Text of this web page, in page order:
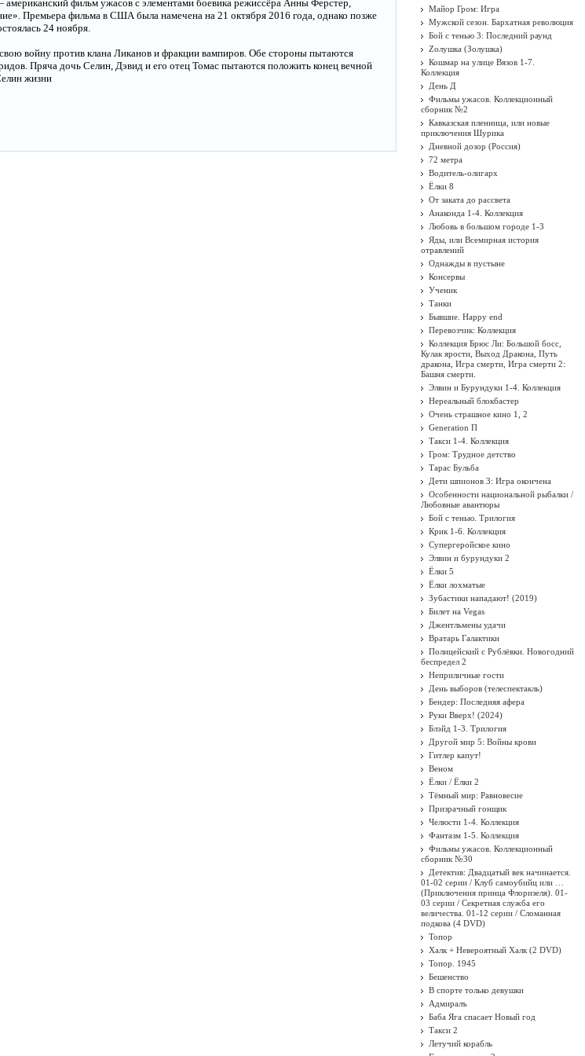
фильм ужасов с элементами боевика режиссёра Анны Ферстер,
Премьера фильма в США была намечена на 21 октября 2016 года, однако позже
24 ноября.
войну против клана Ликанов и фракции вампиров. Обе стороны пытаются
Пряча дочь Селин, Дэвид и его отец Томас пытаются положить конец вечной
жизни
Майор Гром: Игра
Мужской сезон. Бархатная революция
Бой с тенью 3: Последний раунд
Zолушка (Золушка)
Кошмар на улице Вязов 1-7.
Коллекция
День Д
Фильмы ужасов. Коллекционный
сборник №2
Кавказская пленница, или новые
приключения Шурика
Дневной дозор (Россия)
72 метра
Водитель-олигарх
Ёлки 8
От заката до рассвета
Анаконда 1-4. Коллекция
Любовь в большом городе 1-3
Яды, или Всемирная история
отравлений
Однажды в пустыне
Консервы
Ученик
Танки
Бывшие. Happy end
Перевозчик: Коллекция
Коллекция Брюс Ли: Большой босс,
Кулак ярости, Выход Дракона, Путь
дракона, Игра смерти, Игра смерти 2:
Башня смерти.
Элвин и Бурундуки 1-4. Коллекция
Нереальный блокбастер
Очень страшное кино 1, 2
Generation П
Такси 1-4. Коллекция
Гром: Трудное детство
Тарас Бульба
Дети шпионов 3: Игра окончена
Особенности национальной рыбалки /
Любовные авантюры
Бой с тенью. Трилогия
Крик 1-6. Коллекция
Супергеройское кино
Элвин и бурундуки 2
Ёлки 5
Ёлки лохматые
Зубастики нападают! (2019)
Билет на Vegas
Джентльмены удачи
Вратарь Галактики
Полицейский с Рублёвки. Новогодний
беспредел 2
Неприличные гости
День выборов (телеспектакль)
Бендер: Последняя афера
Руки Вверх! (2024)
Блэйд 1-3. Трилогия
Другой мир 5: Войны крови
Гитлер капут!
Веном
Ёлки / Ёлки 2
Тёмный мир: Равновесие
Призрачный гонщик
Челюсти 1-4. Коллекция
Фантазм 1-5. Коллекция
Фильмы ужасов. Коллекционный
сборник №30
Детектив: Двадцатый век начинается.
01-02 серии / Клуб самоубийц или …
(Приключения принца Флоризеля). 01-
03 серии / Секретная служба его
величества. 01-12 серии / Сломанная
подкова (4 DVD)
Топор
Халк + Невероятный Халк (2 DVD)
Топор. 1945
Бешенство
В спорте только девушки
Адмиралъ
Баба Яга спасает Новый год
Такси 2
Летучий корабль